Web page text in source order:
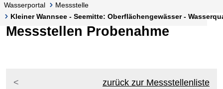
Wasserportal
Messstelle
Kleiner Wannsee - Seemitte: Oberflächengewässer -
Messstellen Probenahme
zurück zur Messstellenliste